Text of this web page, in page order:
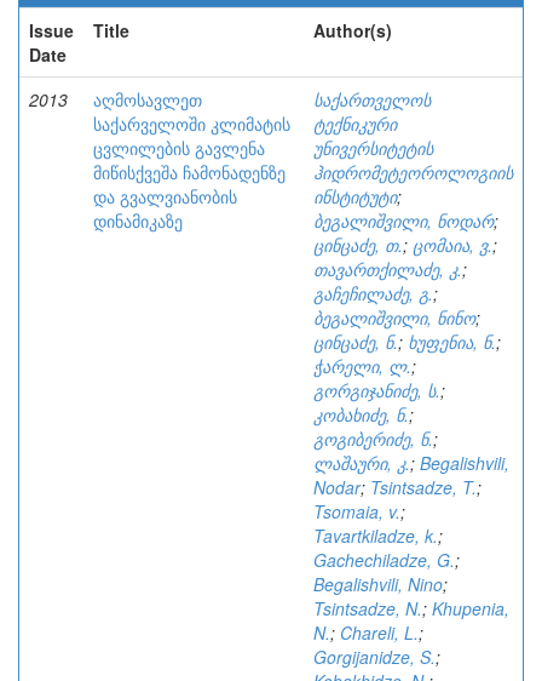
Issue
Date
Title Author(s)
2013
აღმოსავლეთ
საქარველოში კლიმატის
ცვლილების გავლენა
მიწისქვეშა ჩამონადენზე
და გვალვიანობის
დინამიკაზე
საქართველოს
ტექნიკური
უნივერსიტეტის
ჰიდრომეტეოროლოგიის
ინსტიტუტი;
ბეგალიშვილი, ნოდარ;
ცინცაძე, თ.; ცომაია, ვ.;
თავართქილაძე, კ.;
გაჩეჩილაძე, გ.;
ბეგალიშვილი, ნინო;
ცინცაძე, ნ.; ხუფენია, ნ.;
ჭარელი, ლ.;
გორგიჯანიძე, ს.;
კობახიძე, ნ.;
გოგიბერიძე, ნ.;
ლაშაური, კ.; Begalishvili,
Nodar; Tsintsadze, T.;
Tsomaia, v.;
Tavartkiladze, k.;
Gachechiladze, G.;
Begalishvili, Nino;
Tsintsadze, N.; Khupenia,
N.; Chareli, L.;
Gorgijanidze, S.;